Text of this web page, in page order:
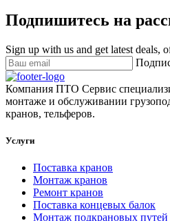
Подпишитесь на
Sign up with us and get latest deals,
Компания ПТО Сервис
монтаже и обслуживании
кранов, тельферов.
Услуги
Поставка кранов
Монтаж кранов
Ремонт кранов
Поставка концевых балок
Монтаж подкрановых путей